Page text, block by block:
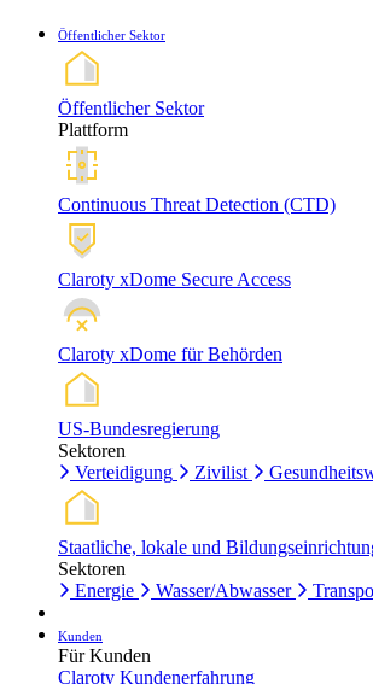
Öffentlicher Sektor
Öffentlicher Sektor
Plattform
Continuous Threat Detection (CTD)
Claroty xDome Secure Access
Claroty xDome für Behörden
US-Bundesregierung
Sektoren
Verteidigung
Zivilist
Staatliche, lokale und
Sektoren
Energie
Wasser/Abwasser
Kunden
Für Kunden
Claroty Kundenerfahrung